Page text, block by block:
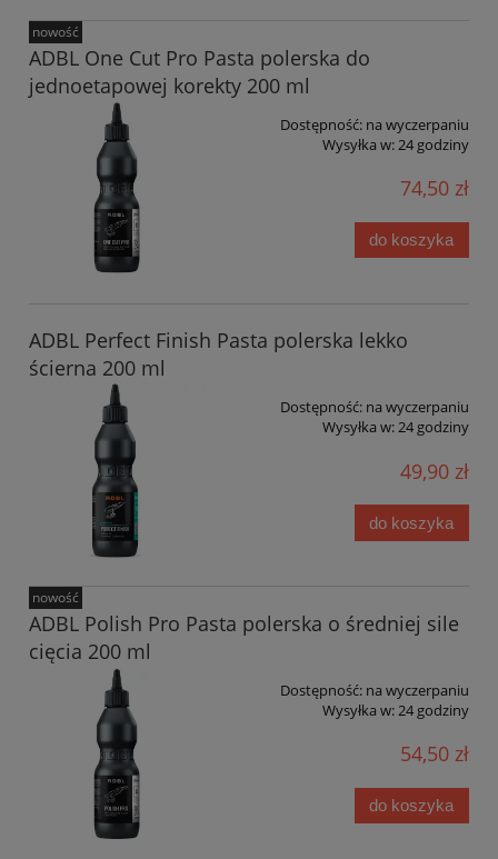
ADBL One Cut Pro Pasta polerska do
jednoetapowej korekty 200 ml
Dostępność: na wyczerpaniu
Wysyłka w:24 godziny
74,50 zł
do koszyka
nowość
ADBL Perfect Finish Pasta polerska lekko
ścierna 200 ml
Dostępność: na wyczerpaniu
Wysyłka w:24 godziny
49,90 zł
do koszyka
ADBL Polish Pro Pasta polerska o średniej sile
cięcia 200 ml
Dostępność: na wyczerpaniu
Wysyłka w:24 godziny
54,50 zł
do koszyka
nowość